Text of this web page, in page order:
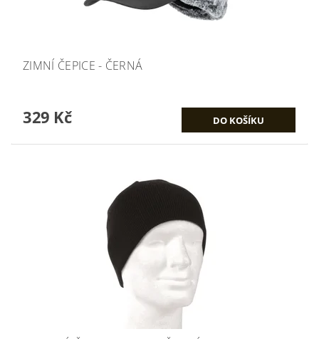
ZIMNÍ ČEPICE - ČERNÁ
329 Kč